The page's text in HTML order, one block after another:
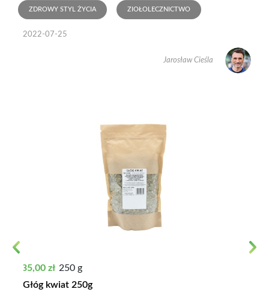
ZDROWY STYL ŻYCIA ZIOŁOLECZNICTWO
2022-07-25
Jarosław Cieśla
Cena
35,00 zł 250 g
Głóg kwiat 250g